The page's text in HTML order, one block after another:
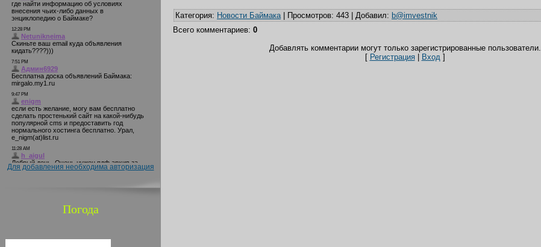
Для добавления необходима авторизация
Погода
Категория: Новости Баймака| Просмотров: 443 | Добавил: b@imvestnik
Всего комментариев: 0
Добавлять комментарии могут только зарегистрированные пользователи.
[ Регистрация| Вход]